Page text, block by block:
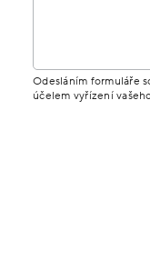
Odesláním formuláře
účelem vyřízení